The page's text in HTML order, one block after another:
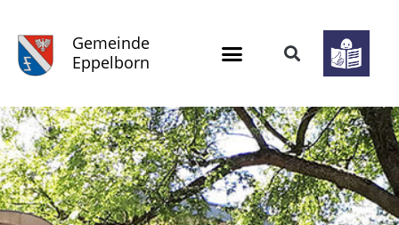
Gemeinde
Eppelborn